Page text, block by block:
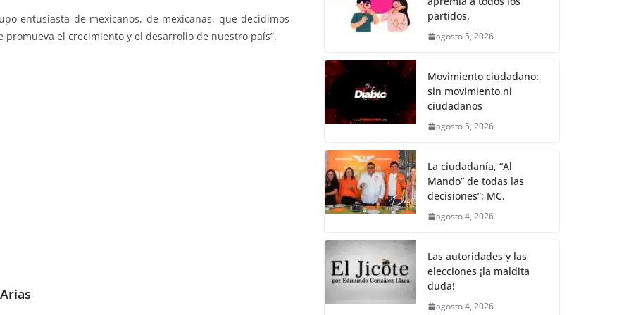
entusiasta de mexicanos, de mexicanas, que decidimos
el crecimiento y el desarrollo de nuestro país”.
b
o
o
k
A
p
n
g
a
partidos.
agosto 5, 2026
Movimiento ciudadano:
sin movimiento ni
ciudadanos
agosto 5, 2026
La ciudadanía, “Al
Mando” de todas las
decisiones”: MC.
agosto 4, 2026
Las autoridades y las
elecciones ¡la maldita
duda!
agosto 4, 2026